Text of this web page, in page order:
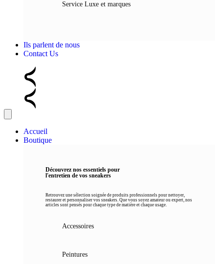
Service Luxe et marques
Ils parlent de nous
Contact Us
Accueil
Boutique
Découvrez nos essentiels pour
l'entretien de vos sneakers
Retrouvez une sélection soignée de produits professionnels pour nettoyer,
restaurer et personnaliser vos sneakers. Que vous soyez amateur ou expert, nos
articles sont pensés pour chaque type de matière et chaque usage.
Accessoires
Peintures